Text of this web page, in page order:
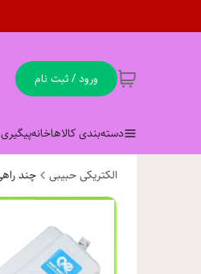
ورود / ثبت نام
دسته‌بندی کالاهاخانه
الکتریکی حبیبی چند